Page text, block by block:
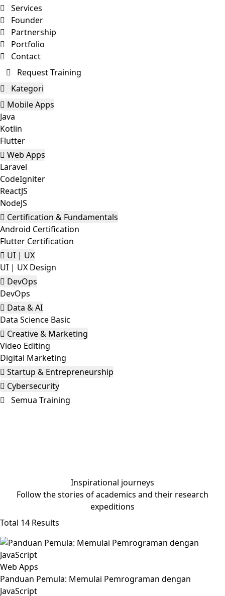
Services
Founder
Partnership
Portfolio
Contact
Request Training
Kategori
Mobile Apps
Java
Kotlin
Flutter
Web Apps
Laravel
CodeIgniter
ReactJS
NodeJS
Certification & Fundamentals
Android Certification
Flutter Certification
UI | UX
UI | UX Design
DevOps
DevOps
Data & AI
Data Science Basic
Creative & Marketing
Video Editing
Digital Marketing
Startup & Entrepreneurship
Cybersecurity
Semua Training
Inspirational journeys
Follow the stories of academics and their research
expeditions
Total 14 Results
Web Apps
Panduan Pemula: Memulai Pemrograman dengan
JavaScript